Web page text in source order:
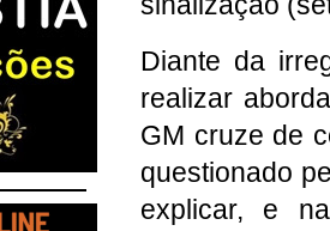
Diante da
realizar
GM cruze de
questionado
explicar, e